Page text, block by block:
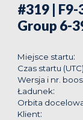
#319 |
Group 6-
Miejsce startu:
Czas startu (UTC)
Wersja i nr.
Ładunek:
Orbita
Klient: